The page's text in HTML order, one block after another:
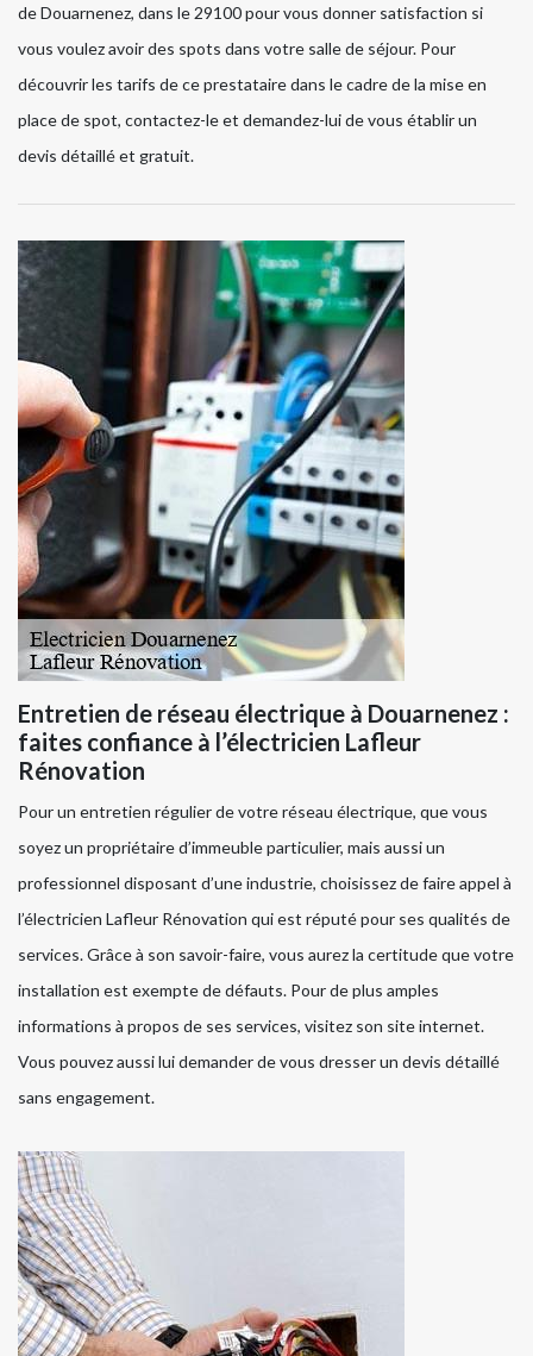
de Douarnenez, dans le 29100 pour vous donner satisfaction si
vous voulez avoir des spots dans votre salle de séjour. Pour
découvrir les tarifs de ce prestataire dans le cadre de la mise en
place de spot, contactez-le et demandez-lui de vous établir un
devis détaillé et gratuit.
Entretien de réseau électrique à Douarnenez :
faites confiance à l’électricien Lafleur
Rénovation
Pour un entretien régulier de votre réseau électrique, que vous
soyez un propriétaire d’immeuble particulier, mais aussi un
professionnel disposant d’une industrie, choisissez de faire appel à
l’électricien Lafleur Rénovation qui est réputé pour ses qualités de
services. Grâce à son savoir-faire, vous aurez la certitude que votre
installation est exempte de défauts. Pour de plus amples
informations à propos de ses services, visitez son site internet.
Vous pouvez aussi lui demander de vous dresser un devis détaillé
sans engagement.